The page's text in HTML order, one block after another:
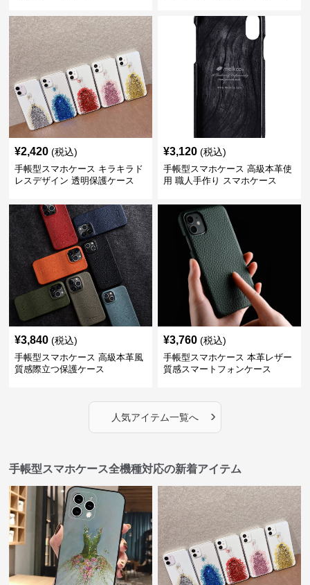
¥2,420 (税込)
手帳型スマホケース キラキラド
レスデザイン 透明保護ケース
¥3,120 (税込)
手帳型スマホケース 高級本革使
用 職人手作り スマホケース
¥3,840 (税込)
手帳型スマホケース 高級本革風
質感際立つ保護ケース
¥3,760 (税込)
手帳型スマホケース 本革レザー
質感スマートフォンケース
人気アイテム一覧へ ›
手帳型スマホケース全機種対応の新着アイテム